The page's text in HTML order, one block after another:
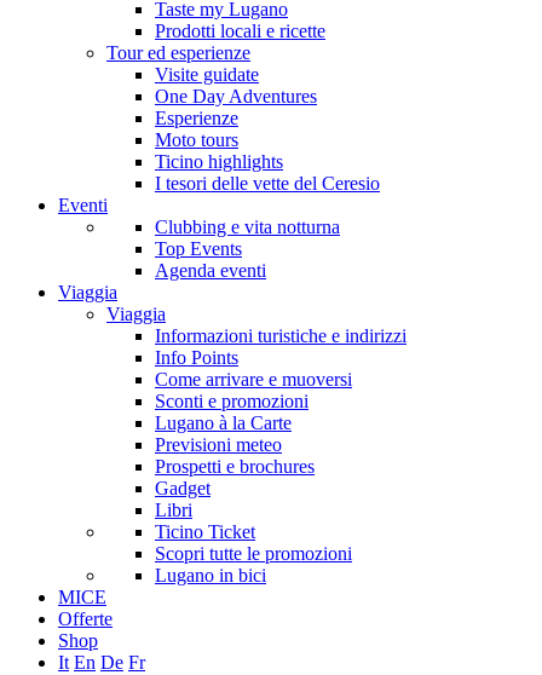
Taste my Lugano
Prodotti locali e ricette
Tour ed esperienze
Visite guidate
One Day Adventures
Esperienze
Moto tours
Ticino highlights
I tesori delle vette del Ceresio
Eventi
Clubbing e vita notturna
Top Events
Agenda eventi
Viaggia
Viaggia
Informazioni turistiche e indirizzi
Info Points
Come arrivare e muoversi
Sconti e promozioni
Lugano à la Carte
Previsioni meteo
Prospetti e brochures
Gadget
Libri
Ticino Ticket
Scopri tutte le promozioni
Lugano in bici
MICE
Offerte
Shop
It En De Fr